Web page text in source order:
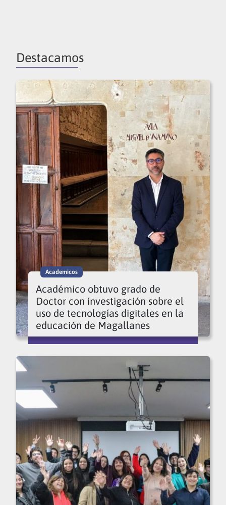
Destacamos
Academicos
Académico obtuvo grado de
Doctor con investigación sobre el
uso de tecnologías digitales en la
educación de Magallanes